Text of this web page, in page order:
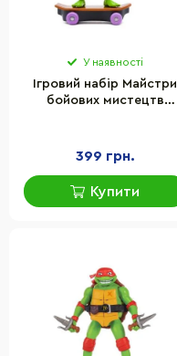
У наявності
Ігровий набір Майстри
бойових мистецтв
399 грн.
Купити